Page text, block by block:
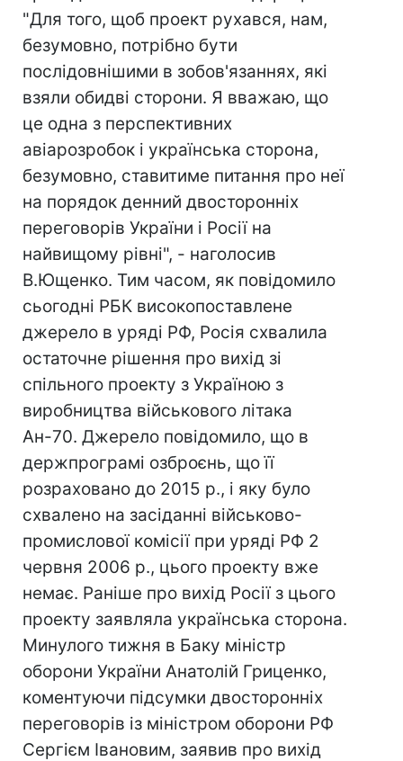
"Для того, щоб проект рухався, нам,
безумовно, потрібно бути
послідовнішими в зобов'язаннях, які
взяли обидві сторони. Я вважаю, що
це одна з перспективних
авіарозробок і українська сторона,
безумовно, ставитиме питання про неї
на порядок денний двосторонніх
переговорів України і Росії на
найвищому рівні", - наголосив
В.Ющенко. Тим часом, як повідомило
сьогодні РБК високопоставлене
джерело в уряді РФ, Росія схвалила
остаточне рішення про вихід зі
спільного проекту з Україною з
виробництва військового літака
Ан-70. Джерело повідомило, що в
держпрограмі озброєнь, що її
розраховано до 2015 р., і яку було
схвалено на засіданні військово-
промислової комісії при уряді РФ 2
червня 2006 р., цього проекту вже
немає. Раніше про вихід Росії з цього
проекту заявляла українська сторона.
Минулого тижня в Баку міністр
оборони України Анатолій Гриценко,
коментуючи підсумки двосторонніх
переговорів із міністром оборони РФ
Сергієм Івановим, заявив про вихід